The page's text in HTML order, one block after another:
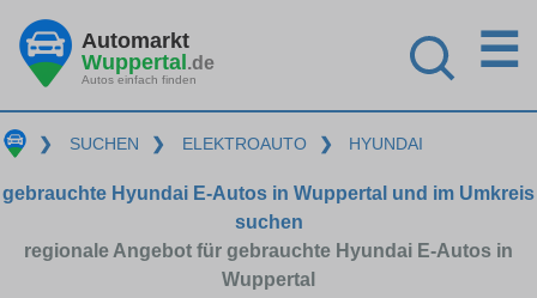
Automarkt
Wuppertal.de
Autos einfach finden
☰
❯ SUCHEN ❯ ELEKTROAUTO ❯ HYUNDAI
gebrauchte Hyundai E-Autos in Wuppertal und im Umkreis
suchen
regionale Angebot für gebrauchte Hyundai E-Autos in
Wuppertal